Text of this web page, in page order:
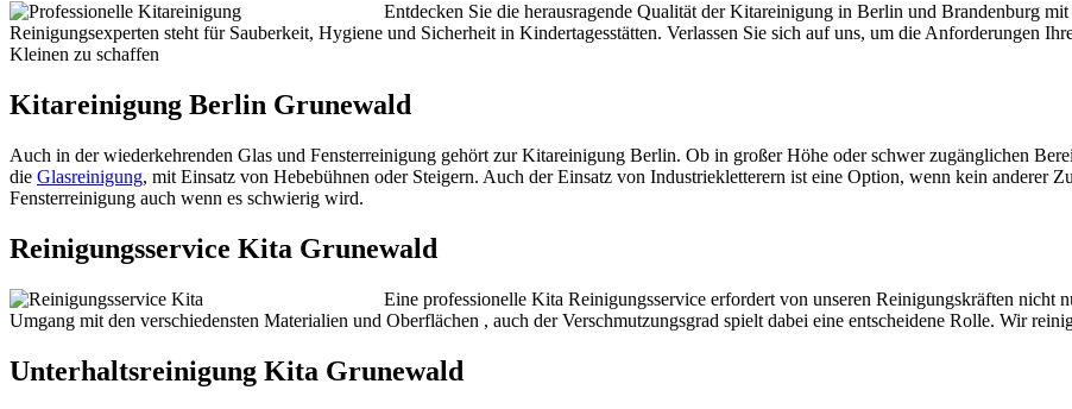
Entdecken Sie die herausragende Qualität der Kitareinigung in Berlin und Brandenburg
Reinigungsexperten steht für Sauberkeit, Hygiene und Sicherheit in Kindertagesstätten. Verlassen Sie sich auf uns, um die Anforderungen
Kleinen zu schaffen
Kitareinigung Berlin Grunewald
Auch in der wiederkehrenden Glas und Fensterreinigung gehört zur Kitareinigung Berlin. Ob in großer Höhe oder schwer zugänglichen
die Glasreinigung, mit Einsatz von Hebebühnen oder Steigern. Auch der Einsatz von Industriekletterern ist eine Option, wenn kein anderer
Fensterreinigung auch wenn es schwierig wird.
Reinigungsservice Kita Grunewald
Eine professionelle Kita Reinigungsservice erfordert von unseren Reinigungskräften nicht
Umgang mit den verschiedensten Materialien und Oberflächen , auch der Verschmutzungsgrad spielt dabei eine entscheidene Rolle. Wir
Unterhaltsreinigung Kita Grunewald